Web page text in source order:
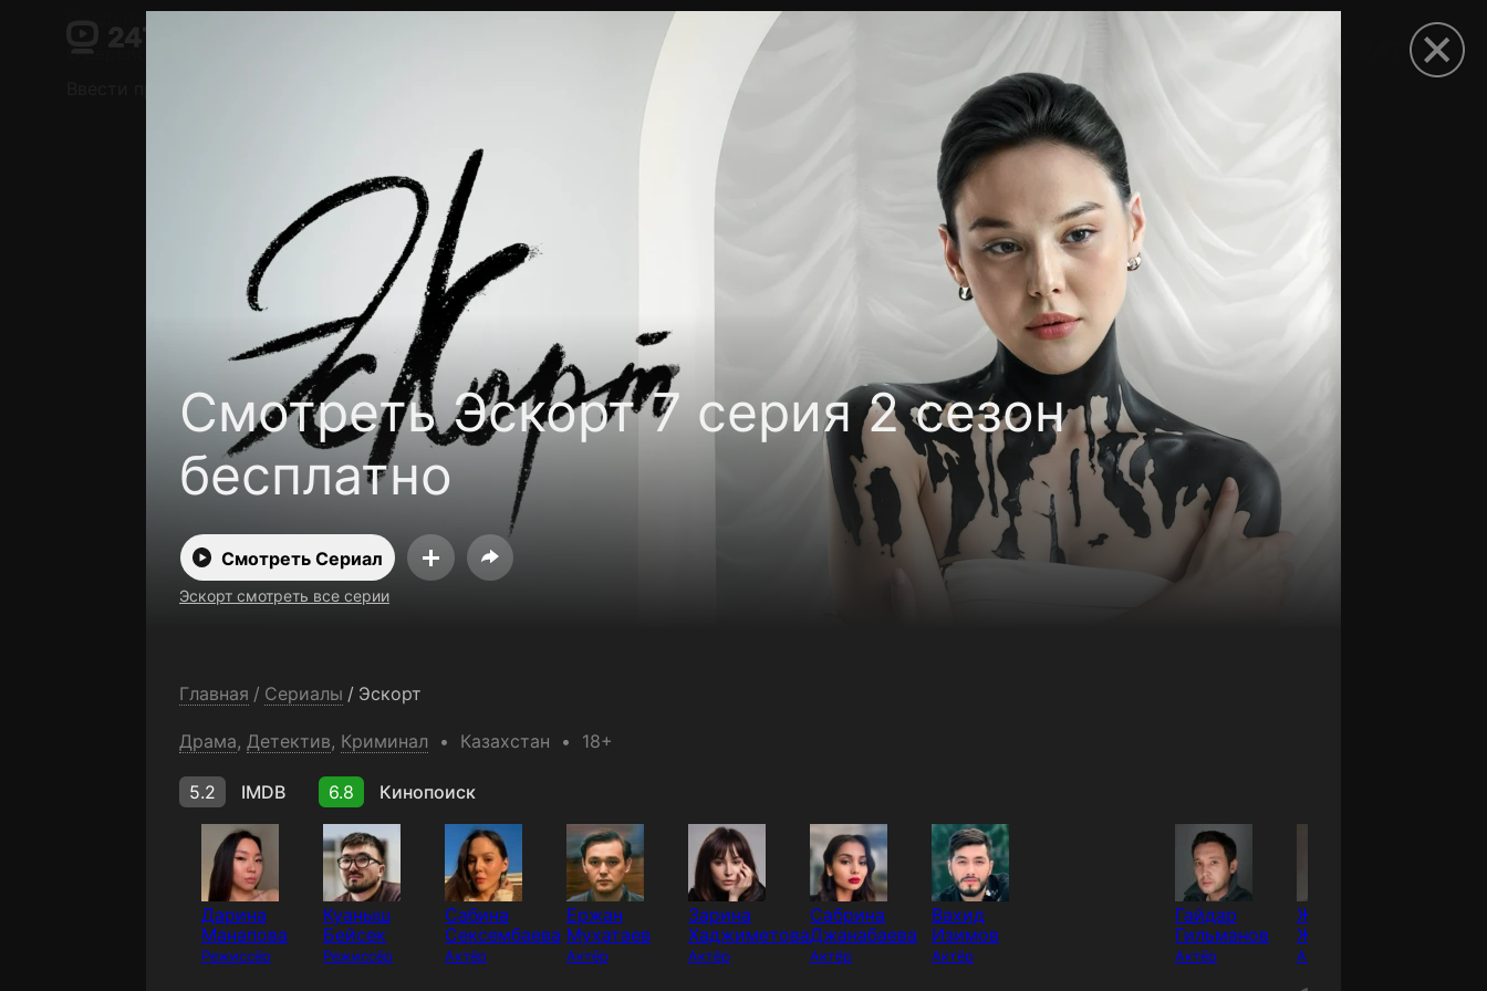
Смотреть Эскорт 7 серия 2 сезон
бесплатно
Смотреть Сериал
Эскорт смотреть все серии
Главная / Сериалы / Эскорт
Драма, Детектив, Криминал Казахстан 18+
5.2 IMDB 6.8 Кинопоиск
Дарина
Манапова
Режиссёр
Куаныш
Бейсек
Режиссёр
Сабина
Сексембаева
Актёр
Ержан
Мухатаев
Актёр
Зарина
Хаджиметова
Актёр
Сабрина
Джанабаева
Актёр
Вахид
Изимов
Актёр
Гайдар
Гильманов
Актёр
Жалгас
Жангазин
Актёр
Поддержка:support@24h.tv
Политика конфиденциальности
Контакты